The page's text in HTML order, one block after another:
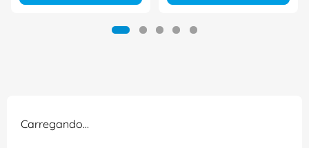
Carregando…